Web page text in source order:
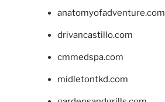
anatomyofadventure.com
drivancastillo.com
cmmedspa.com
midletontkd.com